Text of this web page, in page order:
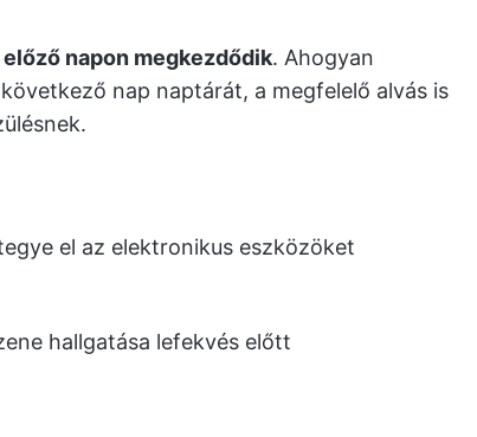
napon megkezdődik. Ahogyan
nap naptárát, a megfelelő alvás is
el az elektronikus eszközöket
hallgatása lefekvés előtt